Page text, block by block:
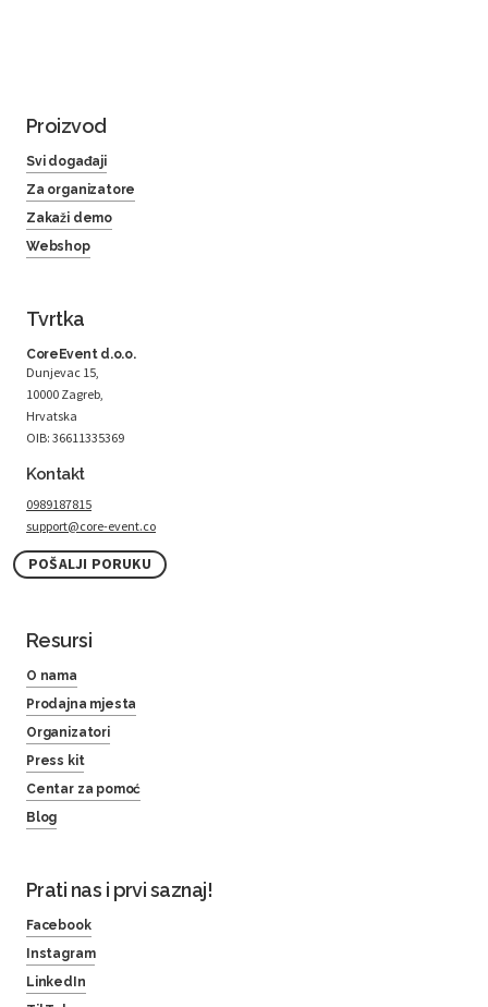
Proizvod
Svi događaji
Za organizatore
Zakaži demo
Webshop
Tvrtka
CoreEvent d.o.o.
Dunjevac 15,
10000 Zagreb,
Hrvatska
OIB: 36611335369
Kontakt
0989187815
support@core-event.co
POŠALJI PORUKU
Resursi
O nama
Prodajna mjesta
Organizatori
Press kit
Centar za pomoć
Blog
Prati nas i prvi saznaj!
Facebook
Instagram
LinkedIn